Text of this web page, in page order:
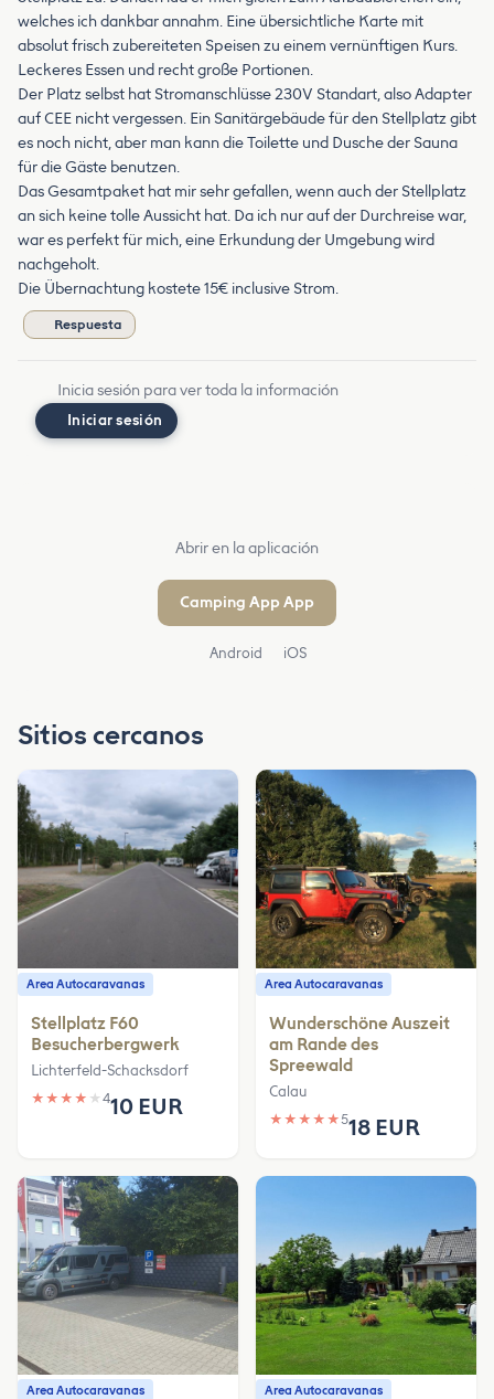
welches ich dankbar annahm. Eine übersichtliche Karte mit
absolut frisch zubereiteten Speisen zu einem vernünftigen Kurs.
Leckeres Essen und recht große Portionen.
Der Platz selbst hat Stromanschlüsse 230V Standart, also Adapter
auf CEE nicht vergessen. Ein Sanitärgebäude für den Stellplatz gibt
es noch nicht, aber man kann die Toilette und Dusche der Sauna
für die Gäste benutzen.
Das Gesamtpaket hat mir sehr gefallen, wenn auch der Stellplatz
an sich keine tolle Aussicht hat. Da ich nur auf der Durchreise war,
war es perfekt für mich, eine Erkundung der Umgebung wird
nachgeholt.
Die Übernachtung kostete 15€ inclusive Strom.
Respuesta
Inicia sesión para ver toda la información
Iniciar sesión
Abrir en la aplicación
Camping App App
Android iOS
Sitios cercanos
Area Autocaravanas
Stellplatz F60
Besucherbergwerk
Lichterfeld-Schacksdorf
★ ★ ★ ★ ★ 410 EUR
Area Autocaravanas
Wunderschöne Auszeit
am Rande des
Spreewald
Calau
★ ★ ★ ★ ★518 EUR
Area Autocaravanas Area Autocaravanas